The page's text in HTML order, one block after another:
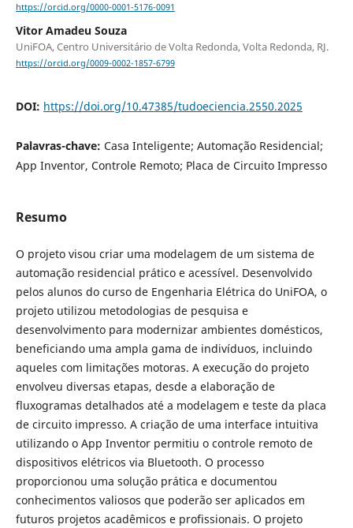
https://orcid.org/0000-0001-5176-0091
Vitor Amadeu Souza
UniFOA, Centro Universitário de Volta Redonda, Volta Redonda, RJ.
https://orcid.org/0009-0002-1857-6799
DOI: https://doi.org/10.47385/tudoeciencia.2550.2025
Palavras-chave: Casa Inteligente; Automação Residencial;
App Inventor, Controle Remoto; Placa de Circuito Impresso
Resumo
O projeto visou criar uma modelagem de um sistema de
automação residencial prático e acessível. Desenvolvido
pelos alunos do curso de Engenharia Elétrica do UniFOA, o
projeto utilizou metodologias de pesquisa e
desenvolvimento para modernizar ambientes domésticos,
beneficiando uma ampla gama de indivíduos, incluindo
aqueles com limitações motoras. A execução do projeto
envolveu diversas etapas, desde a elaboração de
fluxogramas detalhados até a modelagem e teste da placa
de circuito impresso. A criação de uma interface intuitiva
utilizando o App Inventor permitiu o controle remoto de
dispositivos elétricos via Bluetooth. O processo
proporcionou uma solução prática e documentou
conhecimentos valiosos que poderão ser aplicados em
futuros projetos acadêmicos e profissionais. O projeto